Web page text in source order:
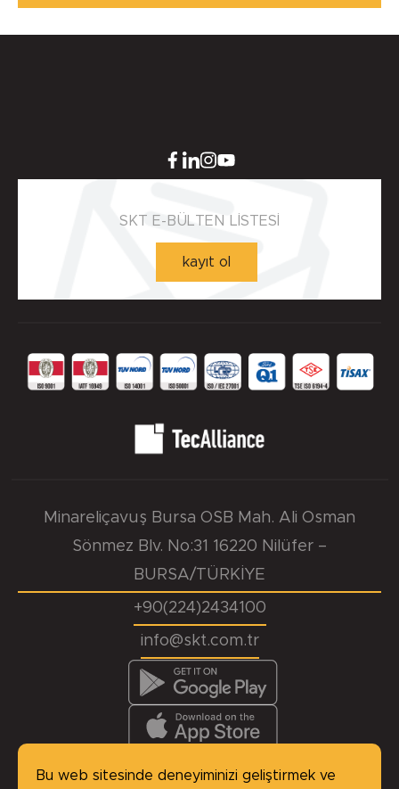
SKT E-BÜLTEN LİSTESİ
kayıt ol
Minareliçavuş Bursa OSB Mah. Ali Osman
Sönmez Blv. No:31 16220 Nilüfer –
BURSA/TÜRKİYE
+90(224)2434100
info@skt.com.tr
Bu web sitesinde deneyiminizi geliştirmek ve